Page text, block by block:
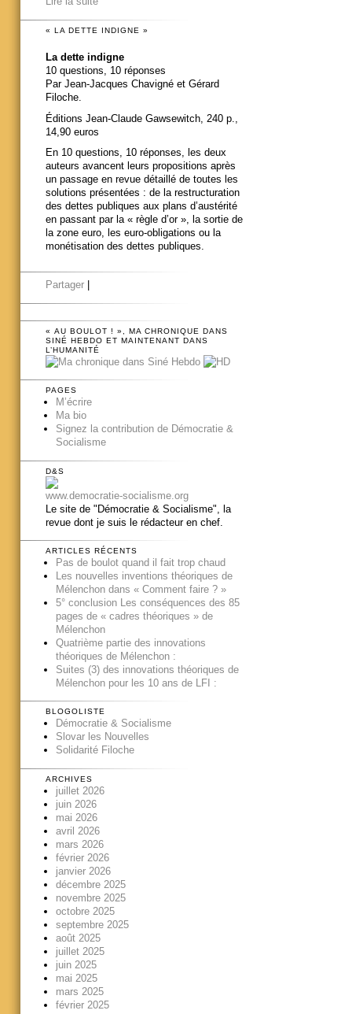
« LA DETTE INDIGNE »
La dette indigne
10 questions, 10 réponses
Par Jean-Jacques Chavigné et Gérard
Filoche.
Éditions Jean-Claude Gawsewitch, 240 p.,
14,90 euros
En 10 questions, 10 réponses, les deux
auteurs avancent leurs propositions après
un passage en revue détaillé de toutes les
solutions présentées : de la restructuration
des dettes publiques aux plans d’austérité
en passant par la « règle d’or », la sortie de
la zone euro, les euro-obligations ou la
monétisation des dettes publiques.
Partager
« AU BOULOT ! », MA CHRONIQUE DANS
SINÉ HEBDO ET MAINTENANT DANS
L’HUMANITÉ
PAGES
M’écrire
Ma bio
Signez la contribution de Démocratie &
Socialisme
D&S
www.democratie-socialisme.org
Le site de "Démocratie & Socialisme", la
revue dont je suis le rédacteur en chef.
ARTICLES RÉCENTS
Pas de boulot quand il fait trop chaud
Les nouvelles inventions théoriques de
Mélenchon dans « Comment faire ? »
5° conclusion Les conséquences des 85
pages de « cadres théoriques » de
Mélenchon
Quatrième partie des innovations
théoriques de Mélenchon :
Suites (3) des innovations théoriques de
Mélenchon pour les 10 ans de LFI :
BLOGOLISTE
Démocratie & Socialisme
Slovar les Nouvelles
Solidarité Filoche
ARCHIVES
juillet 2026
juin 2026
mai 2026
avril 2026
mars 2026
février 2026
janvier 2026
décembre 2025
novembre 2025
octobre 2025
septembre 2025
août 2025
juillet 2025
juin 2025
mai 2025
mars 2025
février 2025